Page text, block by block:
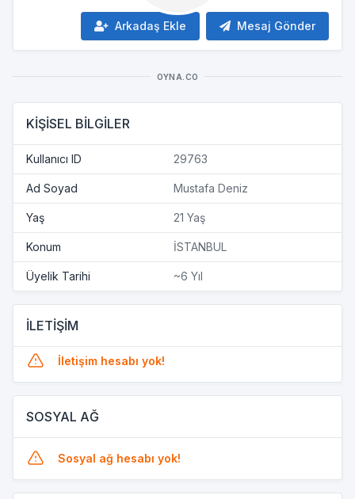
Arkadaş Ekle Mesaj Gönder
OYNA.CO
KİŞİSEL BİLGİLER
Kullanıcı ID 29763
Ad Soyad Mustafa Deniz
Yaş 21 Yaş
Konum İSTANBUL
Üyelik Tarihi ~6 Yıl
İLETİŞİM
İletişim hesabı yok!
SOSYAL AĞ
Sosyal ağ hesabı yok!